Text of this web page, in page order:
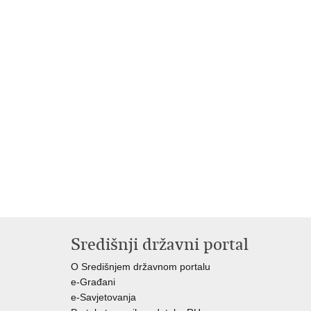
Središnji državni portal
O Središnjem državnom portalu
e-Građani
e-Savjetovanja